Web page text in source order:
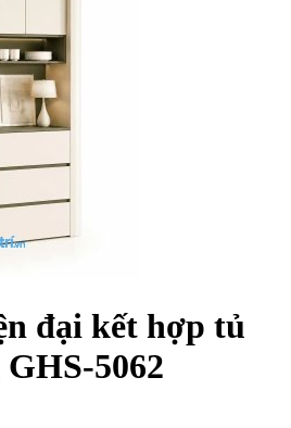
đại kết hợp tủ
5062